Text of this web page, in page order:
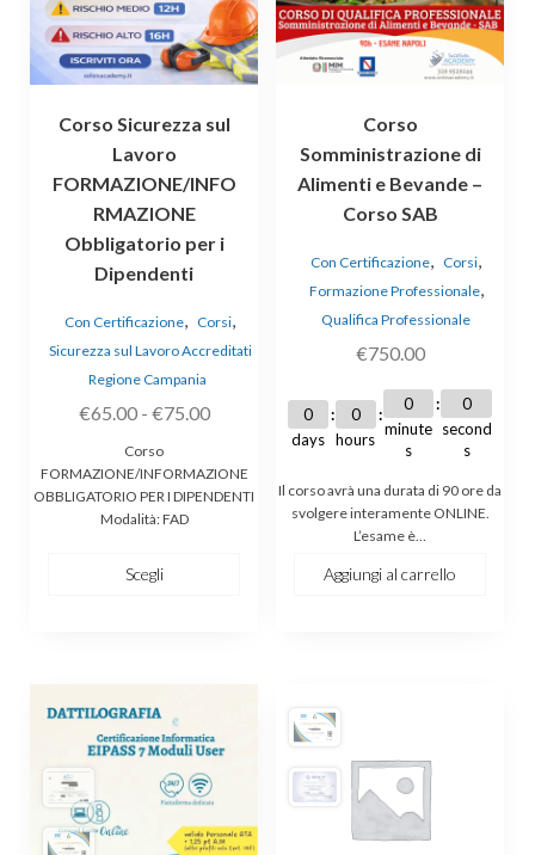
Corso Sicurezza sul
Lavoro
FORMAZIONE/INFO
RMAZIONE
Obbligatorio per i
Dipendenti
Con Certificazione Corsi
Sicurezza sul Lavoro Accreditati
Regione Campania
€65.00 - €75.00Fascia
prezzo:
da
Corso
FORMAZIONE/INFORMAZIONE
OBBLIGATORIO PER I DIPENDENTI
Modalità: FAD
Scegli
Le
opzioni
possono
scelte
pagina
prodotto
Corso
Somministrazione di
Alimenti e Bevande –
Corso SAB
Con Certificazione Corsi
Formazione Professionale,
Qualifica Professionale
€750.00
0
days
0
hours
0
minute
s
0
second
s
Il corso avrà una durata di 90 ore da
svolgere interamente ONLINE.
L’esame è…
Aggiungi al carrello